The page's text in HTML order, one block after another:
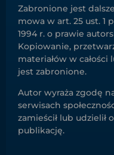
Zabronione jest
mowa w art. 25 ust. 1
1994 r. o prawie
Kopiowanie,
materiałów w
jest zabronione.
Autor wyraża zgodę
serwisach
zamieścił lub udzielił
publikację.